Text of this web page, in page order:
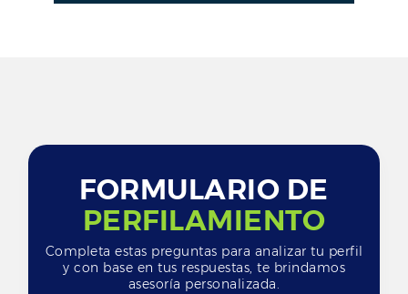
FORMULARIO DE
PERFILAMIENTO
Completa estas preguntas para analizar tu perfil
y con base en tus respuestas, te brindamos
asesoría personalizada.